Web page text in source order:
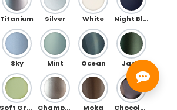
Titanium Silver White Night Blue
Sky Mint Ocean Jade
Soft Green Champagne Moka Chocolate